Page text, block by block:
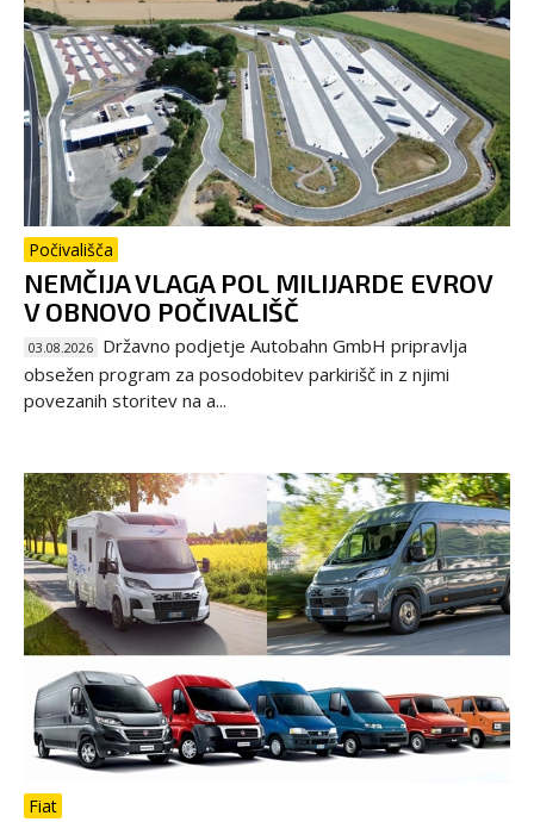
Počivališča
NEMČIJA VLAGA POL MILIJARDE EVROV
V OBNOVO POČIVALIŠČ
03.08.2026 Državno podjetje Autobahn GmbH pripravlja
obsežen program za posodobitev parkirišč in z njimi
povezanih storitev na a...
Fiat